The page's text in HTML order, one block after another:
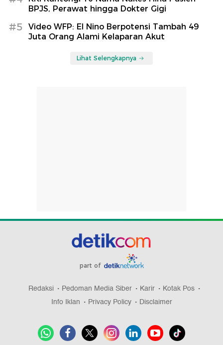
BPJS, Perawat hingga Dokter Gigi
#5
Video WFP: El Nino Berpotensi Tambah 49
Juta Orang Alami Kelaparan Akut
Lihat Selengkapnya
part of
Redaksi Pedoman Media Siber Karir
Kotak Pos
Info Iklan
Privacy Policy Disclaimer